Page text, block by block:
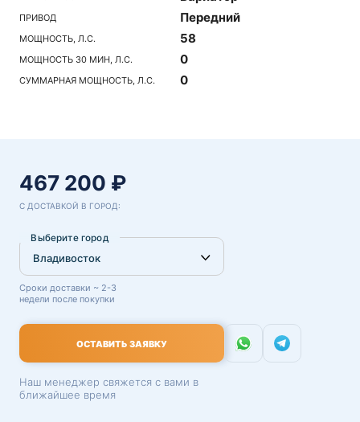
ПРИВОД Передний
МОЩНОСТЬ, Л.С. 58
МОЩНОСТЬ 30 МИН, Л.С. 0
СУММАРНАЯ МОЩНОСТЬ, Л.С. 0
467 200 ₽
С ДОСТАВКОЙ В ГОРОД:
Выберите город
Сроки доставки ~ 2-3
недели после покупки
ОСТАВИТЬ ЗАЯВКУ
Наш менеджер свяжется с вами в
ближайшее время